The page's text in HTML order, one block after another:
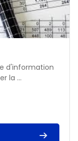
d'information
la ...